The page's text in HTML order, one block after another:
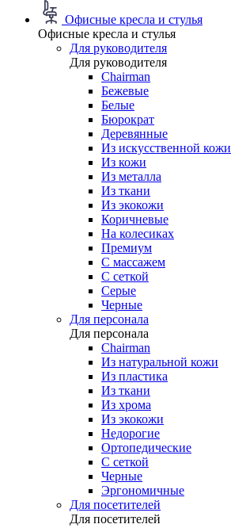
Офисные кресла и стулья
Офисные кресла и стулья
Для руководителя
Для руководителя
Chairman
Бежевые
Белые
Бюрократ
Деревянные
Из искусственной кожи
Из кожи
Из металла
Из ткани
Из экокожи
Коричневые
На колесиках
Премиум
С массажем
С сеткой
Серые
Черные
Для персонала
Для персонала
Chairman
Из натуральной кожи
Из пластика
Из ткани
Из хрома
Из экокожи
Недорогие
Ортопедические
С сеткой
Черные
Эргономичные
Для посетителей
Для посетителей